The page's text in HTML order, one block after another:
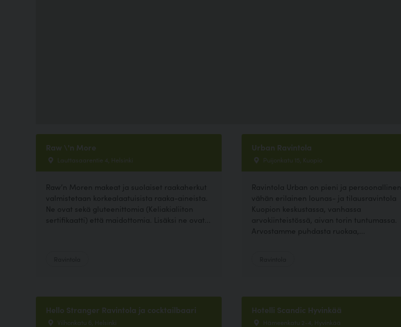
Raw \'n More
Lauttasaarentie 4, Helsinki
Raw’n Moren makeat ja suolaiset raakaherkut
valmistetaan korkealaatuisista raaka-aineista.
Ne ovat sekä gluteenittomia (Keliakialiiton
sertifikaatti) että maidottomia. Lisäksi ne ovat...
Urban Ravintola
Puijonkatu 15, Kuopio
Ravintola Urban on pieni ja persoonallinen,
vähän erilainen lounas- ja tilausravintola
Kuopion keskustassa, vanhassa
arvokiinteistössä, aivan torin tuntumassa.
Arvostamme puhdasta ruokaa,...
Hello Stranger Ravintola ja cocktailbaari
Vilhonkatu 6, Helsinki
Hotelli Scandic Hyvinkää
Hämeenkatu 2-4, Hyvinkää